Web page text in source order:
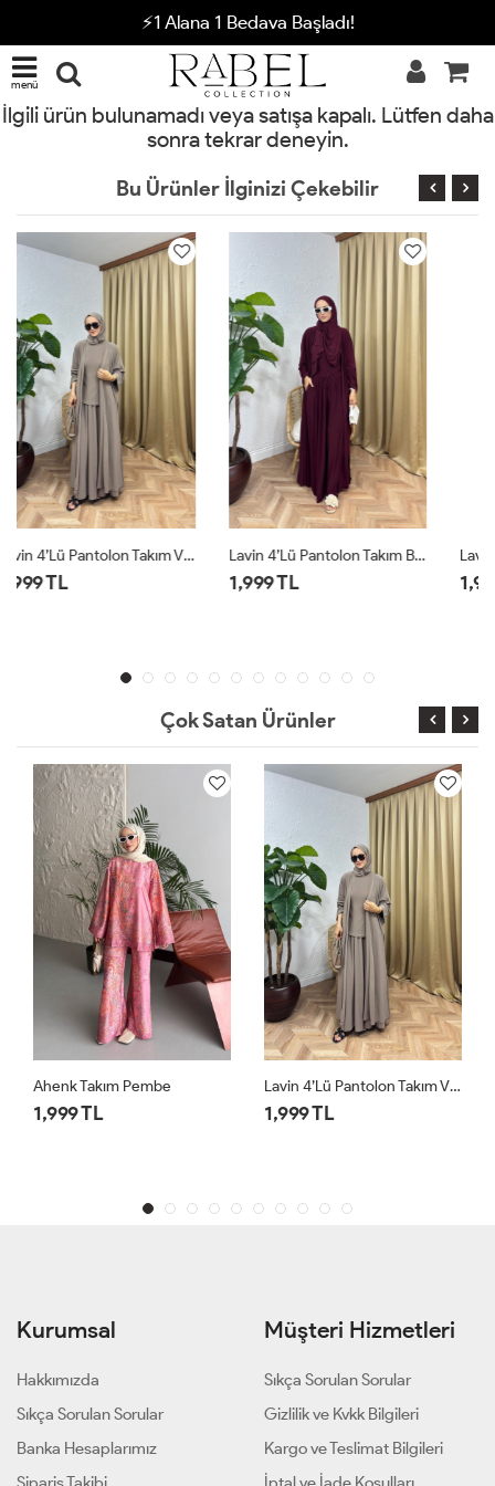
⚡1 Alana 1 Bedava Başladı!
menü
İlgili ürün bulunamadı veya satışa kapalı. Lütfen daha
sonra tekrar deneyin.
Bu Ürünler İlginizi Çekebilir
1,999 TL 1,999 TL
Çok Satan Ürünler
1,999 TL
Lavin 4’lü Pantolon Takım Siyah
1,999 TL
Kurumsal
Hakkımızda
Sıkça Sorulan Sorular
Banka Hesaplarımız
Müşteri Hizmetleri
Sıkça Sorulan Sorular
Gizlilik ve Kvkk Bilgileri
Kargo ve Teslimat Bilgileri